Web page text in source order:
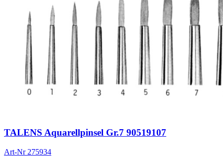
TALENS Aquarellpinsel Gr.7 90519107
Art-Nr 275934